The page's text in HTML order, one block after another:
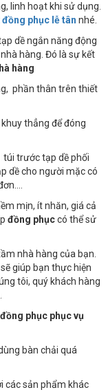
linh hoạt khi sử dụng.
đồng phục lễ tân nhé.
dề ngắn năng động
hàng. Đó là sự kết
hàng
phần thân trên thiết
thẳng để đóng
túi trước tạp dề phối
dề cho người mặc có
mịn, ít nhăn, giá cả
đồng phụccó thể sử
nhà hàng của bạn.
giúp bạn thực hiện
tôi, quý khách hàng
phục phục vụ
bàn chải quá
các sản phẩm khác